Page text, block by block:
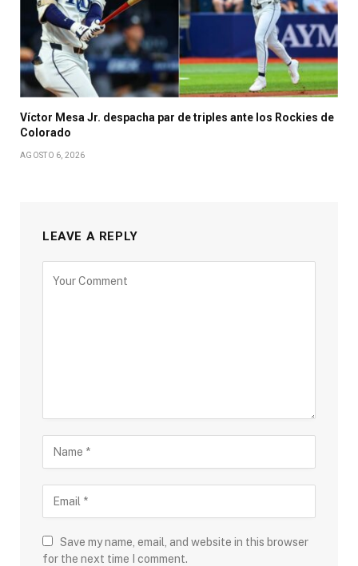
Víctor Mesa Jr. despacha par de triples ante los Rockies de
Colorado
AGOSTO 6, 2026
LEAVE A REPLY
Save my name, email, and website in this browser
for the next time I comment.